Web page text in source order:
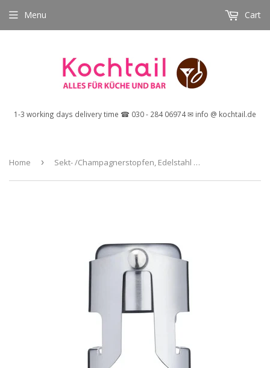
1-3 working days delivery time ☎ 030 - 284 06974 ✉ info @ kochtail.de
Menu Cart
Home › Sekt- /Champagnerstopfen, Edelstahl poliert